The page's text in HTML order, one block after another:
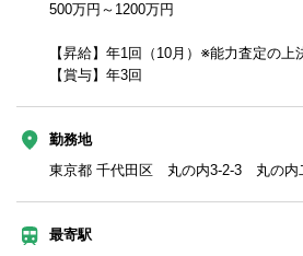
500万円～1200万円
【昇給】年1回（10月）※能力査定の上
【賞与】年3回
勤務地
東京都 千代田区 丸の内3-2-3 丸の内
最寄駅